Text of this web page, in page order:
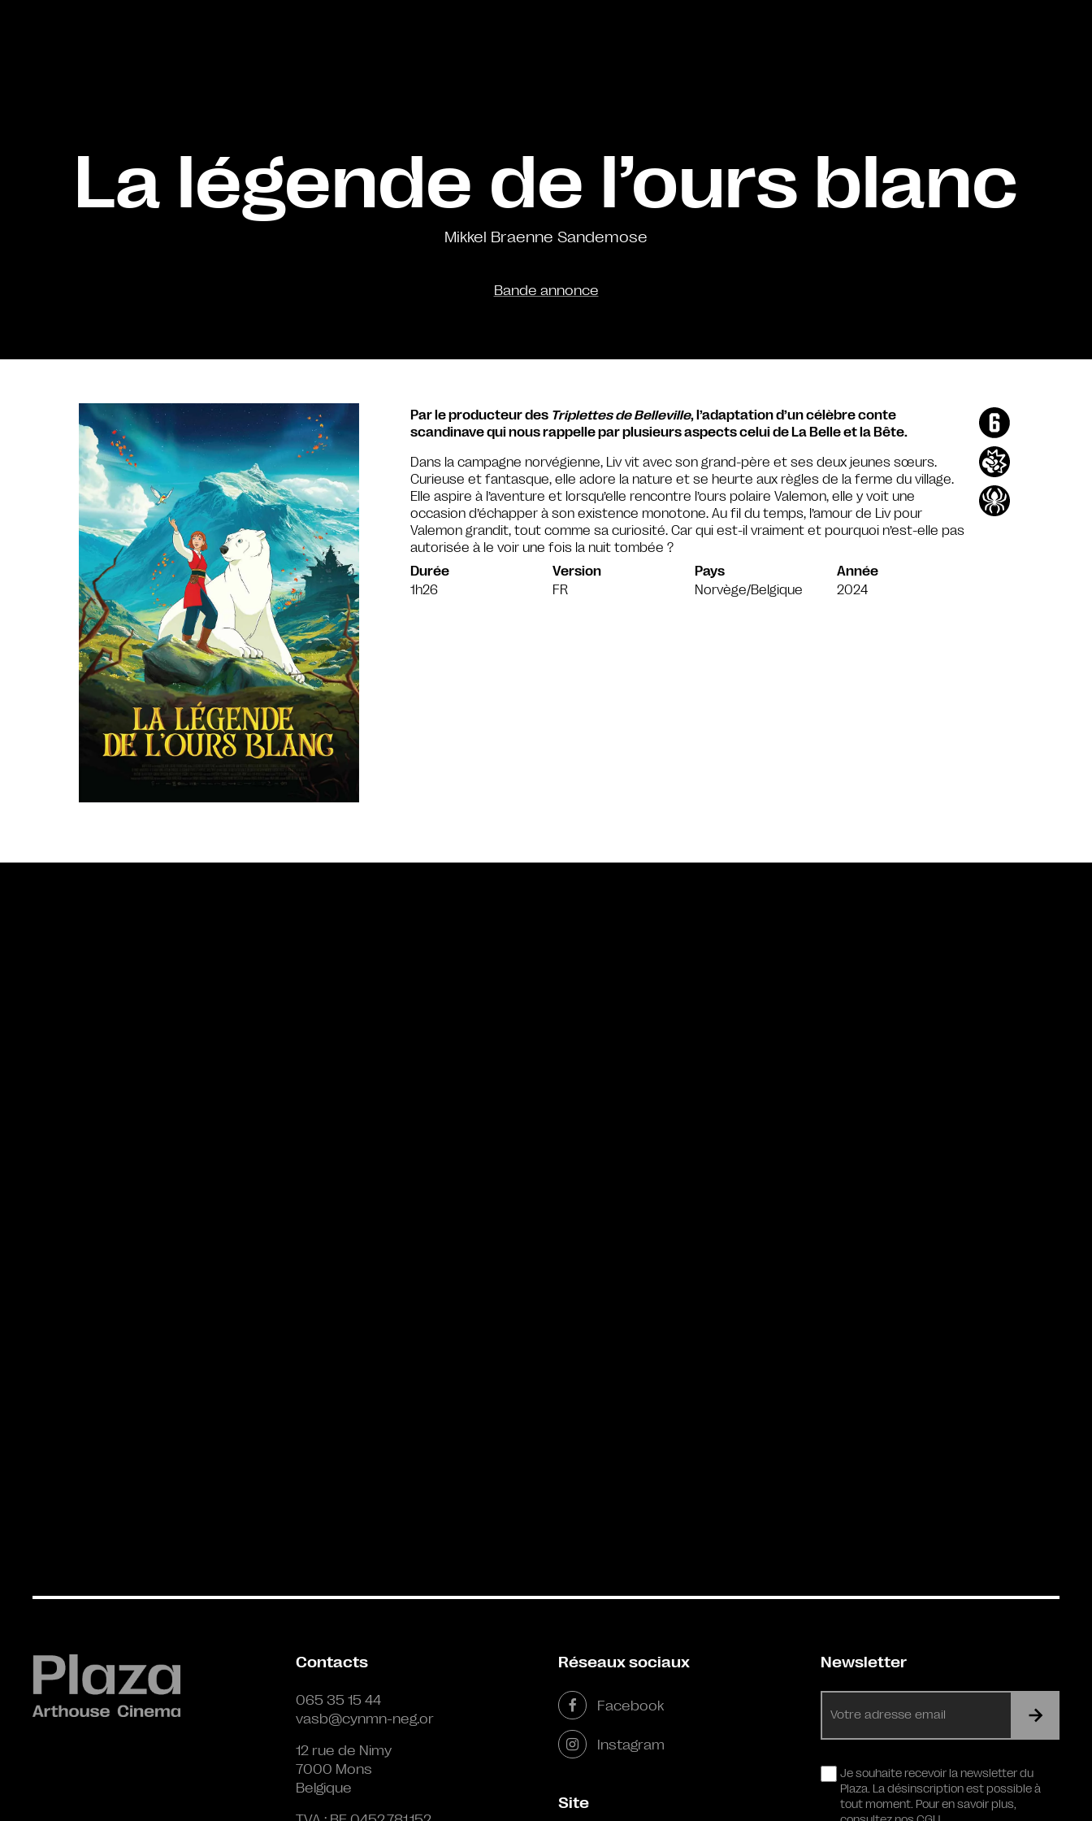
La légende de l’ours blanc
Mikkel Braenne Sandemose
Bande annonce
Par le producteur des Triplettes de Belleville, l’adaptation d’un célèbre conte
scandinave qui nous rappelle par plusieurs aspects celui de La Belle et la Bête.
Dans la campagne norvégienne, Liv vit avec son grand-père et ses deux jeunes sœurs.
Curieuse et fantasque, elle adore la nature et se heurte aux règles de la ferme du village.
Elle aspire à l’aventure et lorsqu’elle rencontre l’ours polaire Valemon, elle y voit une
occasion d’échapper à son existence monotone. Au fil du temps, l’amour de Liv pour
Valemon grandit, tout comme sa curiosité. Car qui est-il vraiment et pourquoi n’est-elle pas
autorisée à le voir une fois la nuit tombée ?
Durée
1h26
Version
FR
Pays
Norvège/Belgique
Année
2024
Contacts
065 35 15 44
vasb@cynmn-neg.or
12 rue de Nimy
7000 Mons
Belgique
Réseaux sociaux
Facebook
Instagram
Site
Newsletter
mail
RGPDJe souhaite recevoir la newsletter du
Plaza. La désinscription est possible à
tout moment. Pour en savoir plus,